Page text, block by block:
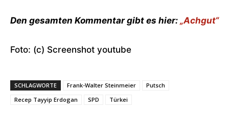
Den gesamten Kommentar gibt es hier: „Achgut“
Foto: (c) Screenshot youtube
SCHLAGWORTE Frank-Walter Steinmeier
Putsch
Recep Tayyip Erdogan
SPD Türkei